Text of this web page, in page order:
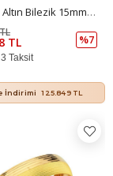
22 Ayar Tel Altın Bilezik 15mm 20 Gr
TL %7
Taksit
İndirimi 125.849 TL